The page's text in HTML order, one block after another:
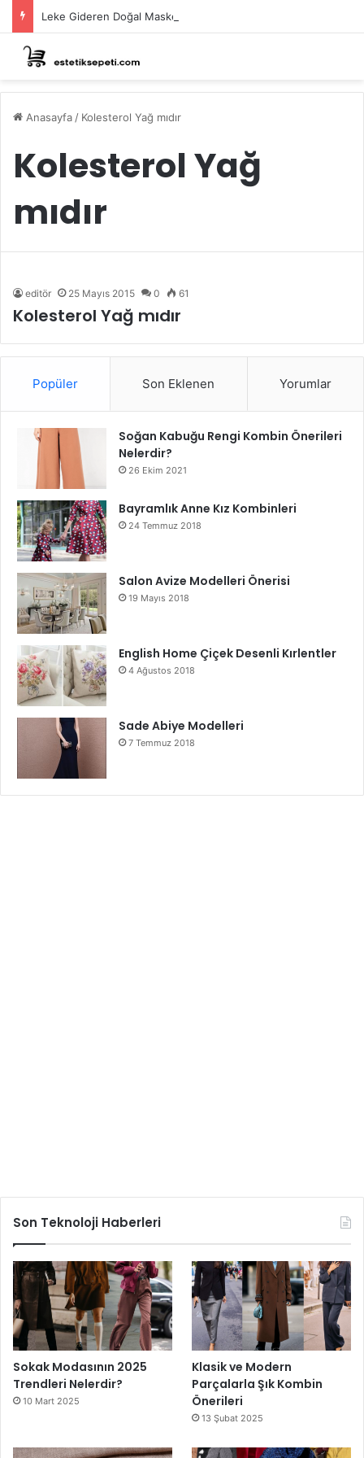
Leke Gideren Doğal Maskeler Nasıl Yapılır?
Anasayfa / Kolesterol Yağ mıdır
Kolesterol Yağ
mıdır
editör 25 Mayıs 2015 0 61
Kolesterol Yağ mıdır
Popüler Son Eklenen Yorumlar
Soğan Kabuğu Rengi Kombin Önerileri
Nelerdir?
26 Ekim 2021
Bayramlık Anne Kız Kombinleri
24 Temmuz 2018
Salon Avize Modelleri Önerisi
19 Mayıs 2018
English Home Çiçek Desenli Kırlentler
4 Ağustos 2018
Sade Abiye Modelleri
7 Temmuz 2018
Son Teknoloji Haberleri
Sokak Modasının 2025
Trendleri Nelerdir?
10 Mart 2025
Klasik ve Modern
Parçalarla Şık Kombin
Önerileri
13 Şubat 2025